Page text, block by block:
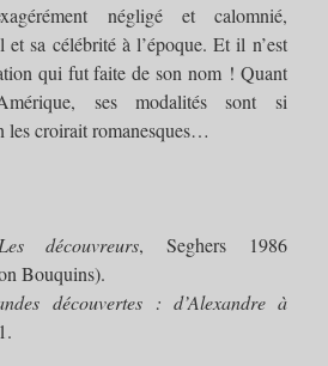
négligé et calomnié,
sa célébrité à l’époque. Et il n’est
qui fut faite de son nom ! Quant
ses modalités sont si
les croirait romanesques…
Les découvreurs, Seghers 1986
Bouquins).
découvertes : d’Alexandre à